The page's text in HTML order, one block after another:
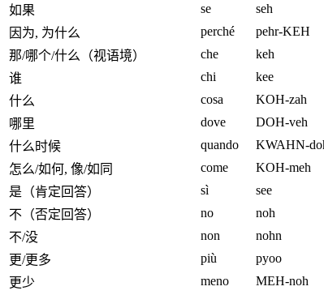
如果
se seh
因为, 为什么
perché pehr-KEH
那/哪个/什么（视语境）
che keh
谁
chi kee
什么
cosa KOH-zah
哪里
dove DOH-veh
什么时候
quando KWAHN-
怎么/如何, 像/如同
come KOH-meh
是（肯定回答）
sì see
不（否定回答）
no noh
不/没
non nohn
更/更多
più pyoo
更少
meno MEH-noh